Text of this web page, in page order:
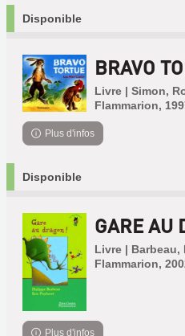
Disponible
BRAVO
Livre | Simon,
Flammarion,
Plus d'infos
Disponible
GARE AU
Livre | Barbeau,
Flammarion,
Plus d'infos